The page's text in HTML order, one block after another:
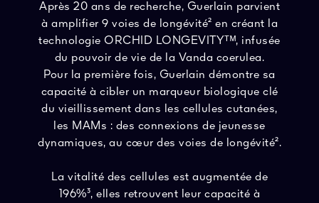
Après 20 ans de recherche, Guerlain parvient
à amplifier 9 voies de longévité² en créant la
technologie ORCHID LONGEVITYᵀᴹ, infusée
du pouvoir de vie de la Vanda coerulea.
Pour la première fois, Guerlain démontre sa
capacité à cibler un marqueur biologique clé
du vieillissement dans les cellules cutanées,
les MAMs : des connexions de jeunesse
dynamiques, au cœur des voies de longévité².
La vitalité des cellules est augmentée de
196%³, elles retrouvent leur capacité à